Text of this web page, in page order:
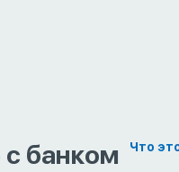
с банком Что